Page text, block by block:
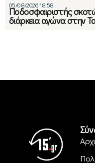
05/08/2026 18:58
Ποδοσφαιριστής
διάρκεια αγώνα στην